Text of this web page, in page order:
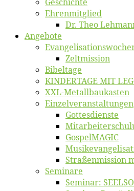
Eh­ren­mit­glied
Dr. Theo
An­ge­bo­te
Zelt­mis­si­on
Bi­bel­ta­ge
KINDERTAGE MIT
XXL-Me­­tal­l­­bau­­kas­­ten
Einzelver­an­stal­tungen
Got­tes­diens­te
Gos­pel­MA­GIC
Straßenmis­sion
Se­mi­na­re
Se­mi­nar: